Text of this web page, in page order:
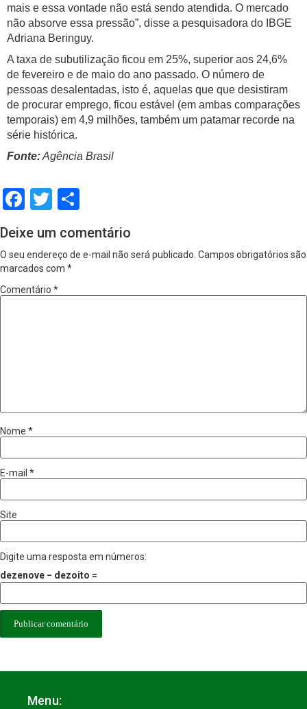
mais e essa vontade não está sendo atendida. O mercado
não absorve essa pressão”, disse a pesquisadora do IBGE
Adriana Beringuy.
A taxa de subutilização ficou em 25%, superior aos 24,6%
de fevereiro e de maio do ano passado. O número de
pessoas desalentadas, isto é, aquelas que que desistiram
de procurar emprego, ficou estável (em ambas comparações
temporais) em 4,9 milhões, também um patamar recorde na
série histórica.
Fonte:Agência Brasil
Facebook
Twitter
Deixe um comentário
O seu endereço de e-mail não será publicado. Campos obrigatórios são
marcados com *
Comentário *
Nome *
E-mail *
Site
Digite uma resposta em números:
dezenove − dezoito =
Menu: